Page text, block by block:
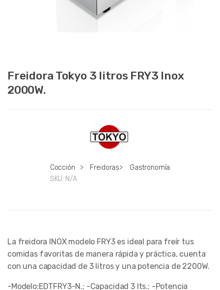
Freidora Tokyo 3 litros FRY3 Inox
2000W.
Cocción > Freidoras>
Gastronomía
SKU: N/A
La freidora INOX modelo FRY3 es ideal para freír tus
comidas favoritas de manera rápida y práctica, cuenta
con una capacidad de 3 litros y una potencia de 2200W.
-Modelo:EDTFRY3-N.; -Capacidad 3 lts.; -Potencia